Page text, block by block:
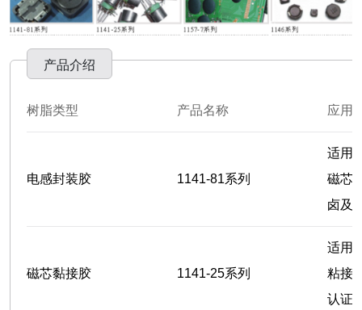
产品介绍
树脂类型 产品名称 应用
电感封装胶 1141-81系列
适用
磁芯
卤及
磁芯黏接胶 1141-25系列
适用
粘接
认证